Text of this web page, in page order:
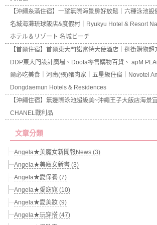
【沖繩糸滿住宿】一望無際海景房好放鬆｜六種泳池設
名城海灘琉球飯店&度假村｜Ryukyu Hotel & Resort
ホテル＆リゾート 名城ビーチ
【首爾住宿】首爾東大門諾富特大使酒店｜逛街購物超
DDP東大門設計廣場、Doota零售購物百貨、 apM
爾必吃美食｜河南(張)豬肉家｜五星級住宿｜Novotel
Dongdaemun Hotels & Residences
【沖繩住宿】無邊際泳池超級美~沖繩王子大飯店海
CHANEL戰利品
文章分類
Angela★美魔女新聞報News (3)
Angela★美魔女新書 (3)
Angela★愛保養 (7)
Angela★愛窈窕 (10)
Angela★愛美妝 (9)
Angela★玩穿搭 (47)